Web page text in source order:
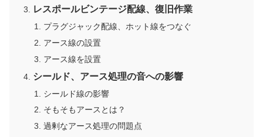
レスポールビンテージ配線、復旧作業
プラグジャック配線、ホット線をつなぐ
アース線の設置
アース線を設置
シールド、アース処理の音への影響
シールド線の影響
そもそもアースとは？
過剰なアース処理の問題点